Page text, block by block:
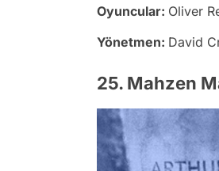
Oyuncular: Oliver
Yönetmen: David
25. Mahzen